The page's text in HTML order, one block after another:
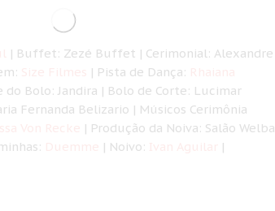
| Buffet: Zezé Buffet | Cerimonial: Alexandre
| Pista de Dança:
Bolo: Jandira | Bolo de Corte: Lucimar
Fernanda Belizario | Músicos Cerimônia
| Produção da Noiva: Salão Welba
| Noivo: |